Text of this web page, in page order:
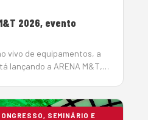
2026, evento
vivo de equipamentos, a
lançando a ARENA M&T,
SEMINÁRIO E